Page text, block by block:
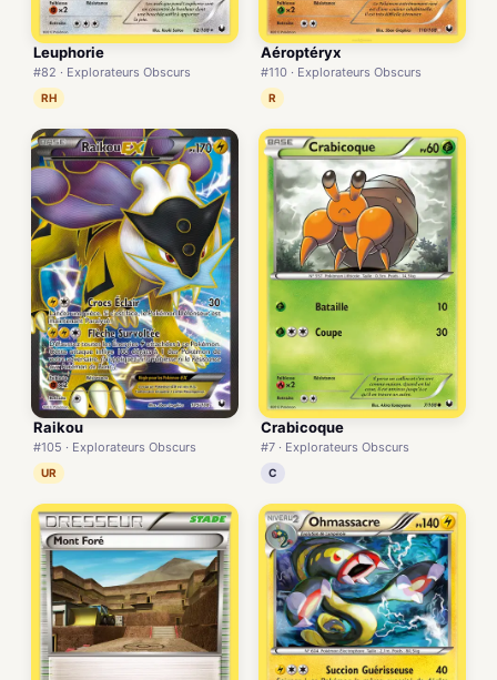
Leuphorie
#82 · Explorateurs Obscurs
RH
Aéroptéryx
#110 · Explorateurs Obscurs
R
Raikou
#105 · Explorateurs Obscurs
UR
Crabicoque
#7 · Explorateurs Obscurs
C